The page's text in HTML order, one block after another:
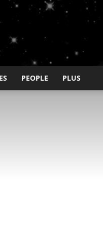
PEOPLE PLUS